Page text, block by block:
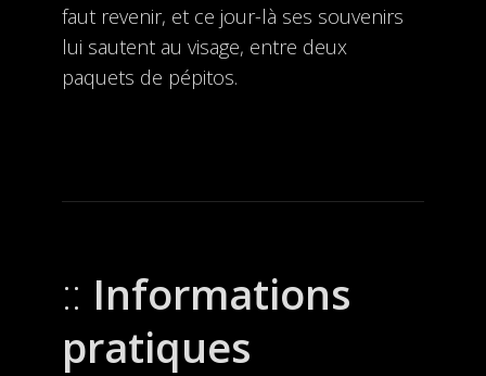
faut revenir, et ce jour-là ses souvenirs
lui sautent au visage, entre deux
paquets de pépitos.
Informations
pratiques